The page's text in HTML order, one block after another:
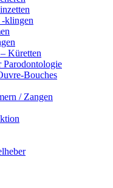
klingen
Küretten
Parodontologie
Bouches
/ Zangen